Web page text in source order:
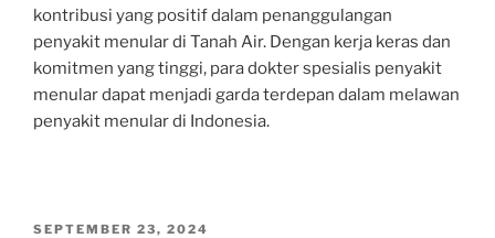
kontribusi yang positif dalam penanggulangan
penyakit menular di Tanah Air. Dengan kerja keras dan
komitmen yang tinggi, para dokter spesialis penyakit
menular dapat menjadi garda terdepan dalam melawan
penyakit menular di Indonesia.
POSTED
SEPTEMBER 23, 2024